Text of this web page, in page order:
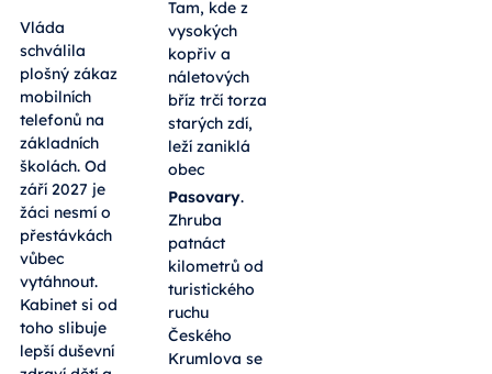
Vláda
schválila
plošný zákaz
mobilních
telefonů na
základních
školách. Od
září 2027 je
žáci nesmí o
přestávkách
vůbec
vytáhnout.
Kabinet si od
toho slibuje
lepší duševní
Tam, kde z
vysokých
kopřiv a
náletových
bříz trčí torza
starých zdí,
leží zaniklá
obec
Pasovary.
Zhruba
patnáct
kilometrů od
turistického
ruchu
Českého
Krumlova se